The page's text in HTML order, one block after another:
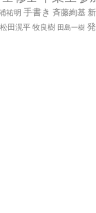
祐明 手書き 斉藤絢基
松田滉平 牧良樹 田島一樹